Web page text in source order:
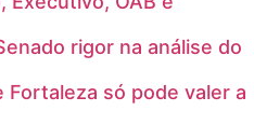
rigor na análise do
Fortaleza só pode valer a